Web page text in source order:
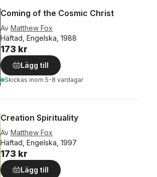
Coming of the Cosmic Christ
Av Matthew Fox
Häftad, Engelska, 1988
173 kr
Lägg till
Skickas inom 5-8 vardagar
Creation Spirituality
Av Matthew Fox
Häftad, Engelska, 1997
173 kr
Lägg till